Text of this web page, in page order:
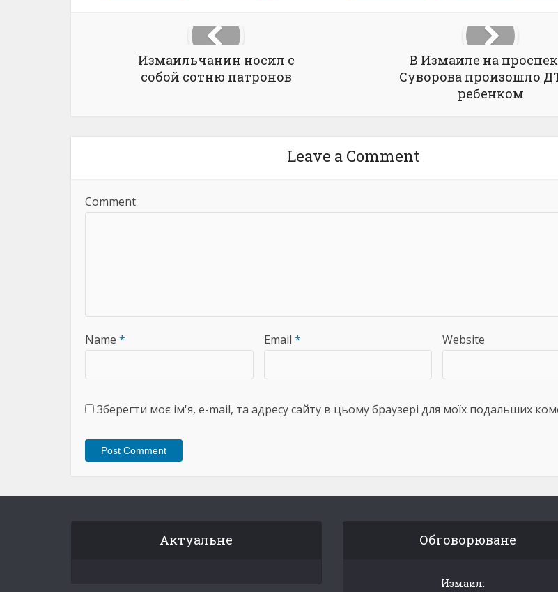
Измаильчанин носил с
собой сотню патронов
В Измаиле на
Суворова произошло
ребенком
Leave a Comment
Comment
Name * Email * Website
Зберегти моє ім'я, e-mail, та адресу сайту в цьому браузері для моїх подальших
Актуальне Обговорюване
Измаил: